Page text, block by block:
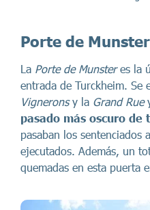
Porte de Munster
La Porte de Munsteres la
entrada de Turckheim. Se
Vigneronsy la Grand Rue
pasado más oscuro de
pasaban los sentenciados
ejecutados. Además, un
quemadas en esta puerta